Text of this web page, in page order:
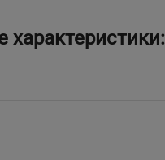
характеристики: